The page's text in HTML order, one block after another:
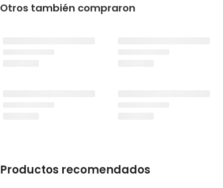
Otros también compraron
Productos recomendados